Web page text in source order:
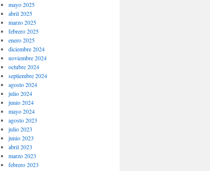
mayo 2025
abril 2025
marzo 2025
febrero 2025
enero 2025
diciembre 2024
noviembre 2024
octubre 2024
septiembre 2024
agosto 2024
julio 2024
junio 2024
mayo 2024
agosto 2023
julio 2023
junio 2023
abril 2023
marzo 2023
febrero 2023